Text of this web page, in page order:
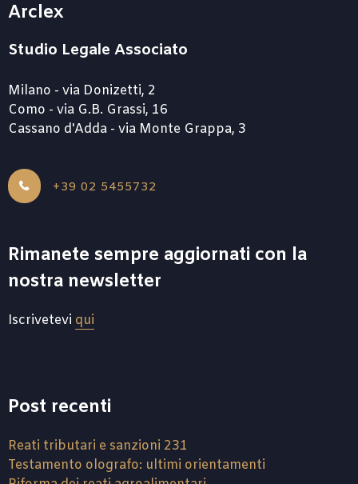
Arclex
Studio Legale Associato
Milano - via Donizetti, 2
Como - via G.B. Grassi, 16
Cassano d'Adda - via Monte Grappa, 3
+39 02 5455732
Rimanete sempre aggiornati con la
nostra newsletter
Iscrivetevi qui
Post recenti
Reati tributari e sanzioni 231
Testamento olografo: ultimi orientamenti